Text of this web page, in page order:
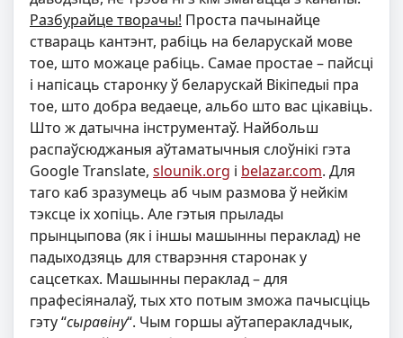
Разбурайце творачы! Проста пачынайце
ствараць кантэнт, рабіць на беларускай мове
тое, што можаце рабіць. Самае простае – пайсці
і напісаць старонку ў беларускай Вікіпедыі пра
тое, што добра ведаеце, альбо што вас цікавіць.
Што ж датычна інструментаў. Найбольш
распаўсюджаныя аўтаматычныя слоўнікі гэта
Google Translate, slounik.org і belazar.com. Для
таго каб зразумець аб чым размова ў нейкім
тэксце іх хопіць. Але гэтыя прылады
прынцыпова (як і іншы машынны пераклад) не
падыходзяць для стварэння старонак у
сацсетках. Машынны пераклад – для
прафесіяналаў, тых хто потым зможа пачысціць
гэту “сыравіну“. Чым горшы аўтаперакладчык,